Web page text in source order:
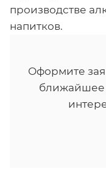
производстве
напитков.
Оформите
ближайшее